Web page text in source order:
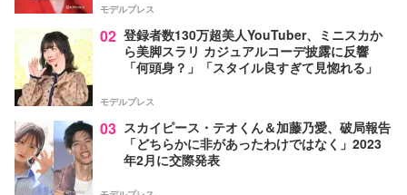
モデルプレス
02 登録者数130万超美人YouTuber、ミニスカか
ら美脚スラリ カジュアルコーデ披露に反響
「何頭身？」「スタイル良すぎて見惚れる」
モデルプレス
03 スカイピース・テオくん＆加藤乃愛、破局報告
「どちらかに非があったわけではなく」2023
年2月に交際発表